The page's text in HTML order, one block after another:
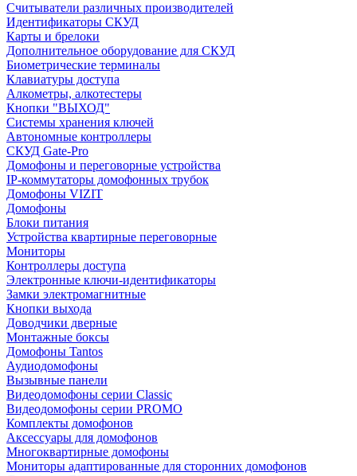
Считыватели различных производителей
Идентификаторы СКУД
Карты и брелоки
Дополнительное оборудование для СКУД
Биометрические терминалы
Клавиатуры доступа
Алкометры, алкотестеры
Кнопки "ВЫХОД"
Системы хранения ключей
Автономные контроллеры
СКУД Gate-Pro
Домофоны и переговорные устройства
IP-коммутаторы домофонных трубок
Домофоны VIZIT
Домофоны
Блоки питания
Устройства квартирные переговорные
Мониторы
Контроллеры доступа
Электронные ключи-идентификаторы
Замки электромагнитные
Кнопки выхода
Доводчики дверные
Монтажные боксы
Домофоны Tantos
Аудиодомофоны
Вызывные панели
Видеодомофоны серии Classic
Видеодомофоны серии PROMO
Комплекты домофонов
Аксессуары для домофонов
Многоквартирные домофоны
Мониторы адаптированные для сторонних домофонов